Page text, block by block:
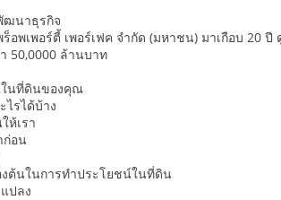
ฒนาธุรกิจ
พเพอร์ตี้ เพอร์เฟค จำกัด (มหาชน) มาเกือบ 20
50,0000 ล้านบาท
ในที่ดินของคุณ
รได้บ้าง
ห้เรา
ก่อน
ต้นในการทำประโยชน์ในที่ดิน
ปลง